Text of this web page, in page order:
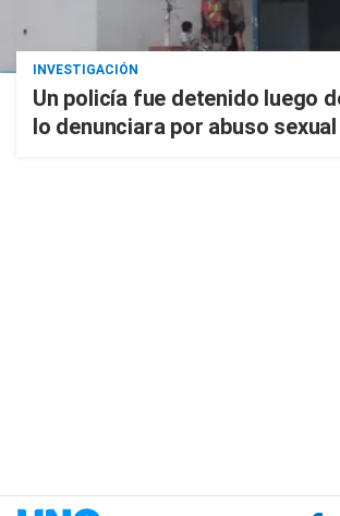
INVESTIGACIÓN
Un policía fue detenido luego
lo denunciara por abuso sexual